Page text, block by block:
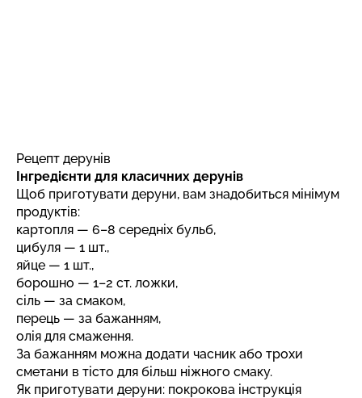
Рецепт дерунів
Інгредієнти для класичних дерунів
Щоб приготувати деруни, вам знадобиться мінімум
продуктів:
картопля — 6–8 середніх бульб,
цибуля — 1 шт.,
яйце — 1 шт.,
борошно — 1–2 ст. ложки,
сіль — за смаком,
перець — за бажанням,
олія для смаження.
За бажанням можна додати часник або трохи
сметани в тісто для більш ніжного смаку.
Як приготувати деруни: покрокова інструкція